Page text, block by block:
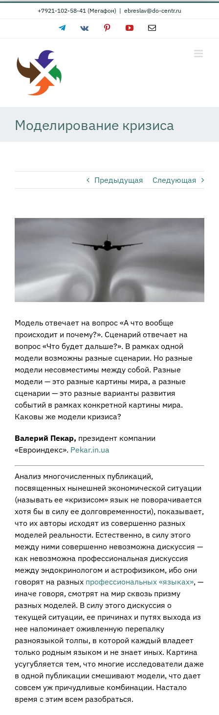
Skip
+7921-102-58-41 (Мегафон) | ebreslav@do-centr.ru
TelegramVk PinterestYouTubeEmail
Моделирование кризиса
Предыдущая Следующая
View
Модель отвечает на вопрос «А что вообще
происходит и почему?». Сценарий отвечает на
вопрос «Что будет дальше?». В рамках одной
модели возможны разные сценарии. Но разные
модели несовместимы между собой. Разные
модели — это разные картины мира, а разные
сценарии — это разные варианты развития
событий в рамках конкретной картины мира.
Каковы же модели кризиса?
Валерий Пекар, президент компании
«Евроиндекс». Pekar.in.ua
Анализ многочисленных публикаций,
посвященных нынешней экономической ситуации
(называть ее «кризисом» язык не поворачивается
хотя бы в силу ее долговременности), показывает,
что их авторы исходят из совершенно разных
моделей реальности. Естественно, в силу этого
между ними совершенно невозможна дискуссия —
как невозможна профессиональная дискуссия
между эндокринологом и астрофизиком, ибо они
говорят на разных профессиональных «языках», —
иначе говоря, смотрят на мир сквозь призму
разных моделей. В силу этого дискуссия о
текущей ситуации, ее причинах и путях выхода из
нее напоминает оживленную перепалку
разноязыкой толпы, в которой каждый владеет
только родным языком и не знает иных. Картина
усугубляется тем, что многие исследователи даже
в одной публикации смешивают модели, что дает
совсем уж причудливые комбинации. Настало
время с этим всем разобраться.